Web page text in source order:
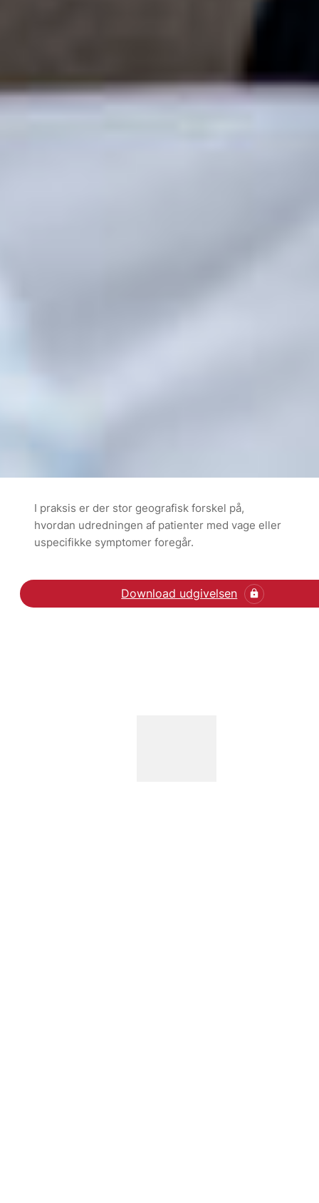
I praksis er der stor geografisk forskel på,
hvordan udredningen af patienter med vage eller
uspecifikke symptomer foregår.
Download udgivelsen
Læs artiklen hos